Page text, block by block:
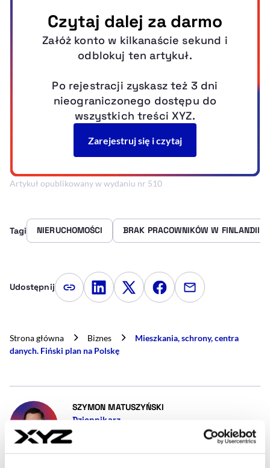
Artykuł opublikowany w wydaniu nr 510
Tagi NIERUCHOMOŚCI BRAK PRACOWNIKÓW W FINLANDII
Udostępnij Kopiuj link artykułu
Udostępnij na LinkedIn
Udostępnij na Twitterze
Udostępnij na
Udostępnij
Strona główna Biznes
Mieszkania, schrony, centra
danych. Fiński plan na Polskę
SZYMON MATUSZYŃSKI
Dziennikarz
Jestem dziennikarzem opisującym sektor